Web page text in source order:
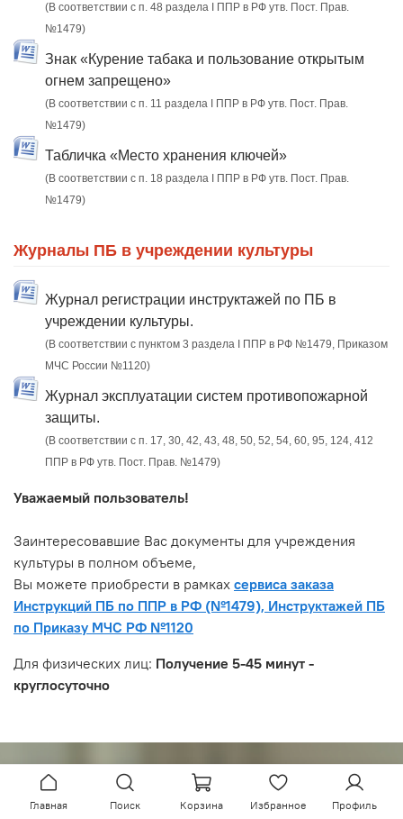
(В соответствии с п. 48 раздела I ППР в РФ утв. Пост. Прав.
№1479)
Знак «Курение табака и пользование открытым
огнем запрещено»
(В соответствии с п. 11 раздела I ППР в РФ утв. Пост. Прав.
№1479)
Табличка «Место хранения ключей»
(В соответствии с п. 18 раздела I ППР в РФ утв. Пост. Прав.
№1479)
Журналы ПБ в учреждении культуры
Журнал регистрации инструктажей по ПБ в
учреждении культуры.
(В соответствии с пунктом 3 раздела I ППР в РФ №1479, Приказом
МЧС России №1120)
Журнал эксплуатации систем противопожарной
защиты.
(В соответствии с п. 17, 30, 42, 43, 48, 50, 52, 54, 60, 95, 124, 412
ППР в РФ утв. Пост. Прав. №1479)
Уважаемый пользователь!
Заинтересовавшие Вас документы для учреждения
культуры в полном объеме,
Вы можете приобрести в рамках сервиса заказа
Инструкций ПБ по ППР в РФ (№1479), Инструктажей ПБ
по Приказу МЧС РФ №1120
Для физических лиц: Получение 5-45 минут -
круглосуточно
Культурно - досуговые
Главная Поиск Корзина Избранное Профиль